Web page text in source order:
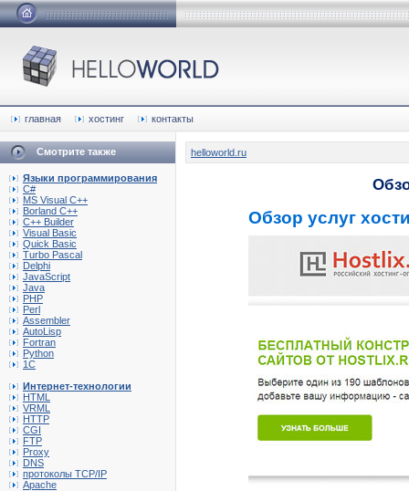
главная хостинг контакты
Смотрите также
Языки программирования
C#
MS Visual C++
Borland C++
C++ Builder
Visual Basic
Quick Basic
Turbo Pascal
Delphi
JavaScript
Java
PHP
Perl
Assembler
AutoLisp
Fortran
Python
1C
Интернет-технологии
HTML
VRML
HTTP
CGI
FTP
Proxy
DNS
протоколы TCP/IP
Apache
helloworld.ru
Обзор услуг